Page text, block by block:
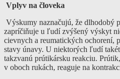
Vplyv na človeka
Výskumy naznačujú, že dlhodobý
zapríčiňuje u ľudí zvýšený výskyt
cievnych a reumatických ochorení,
stavy únavy. U niektorých ľudí
takzvanú prútikársku reakciu.
v oboch rukách, reaguje na